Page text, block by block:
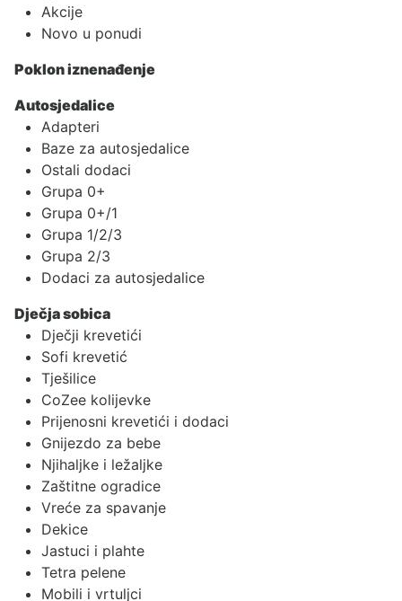
Akcije
Novo u ponudi
Poklon iznenađenje
Autosjedalice
Adapteri
Baze za autosjedalice
Ostali dodaci
Grupa 0+
Grupa 0+/1
Grupa 1/2/3
Grupa 2/3
Dodaci za autosjedalice
Dječja sobica
Dječji krevetići
Sofi krevetić
Tješilice
CoZee kolijevke
Prijenosni krevetići i dodaci
Gnijezdo za bebe
Njihaljke i ležaljke
Zaštitne ogradice
Vreće za spavanje
Dekice
Jastuci i plahte
Tetra pelene
Mobili i vrtuljci